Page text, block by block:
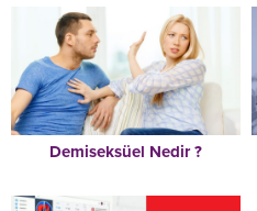
Demiseksüel Nedir ?